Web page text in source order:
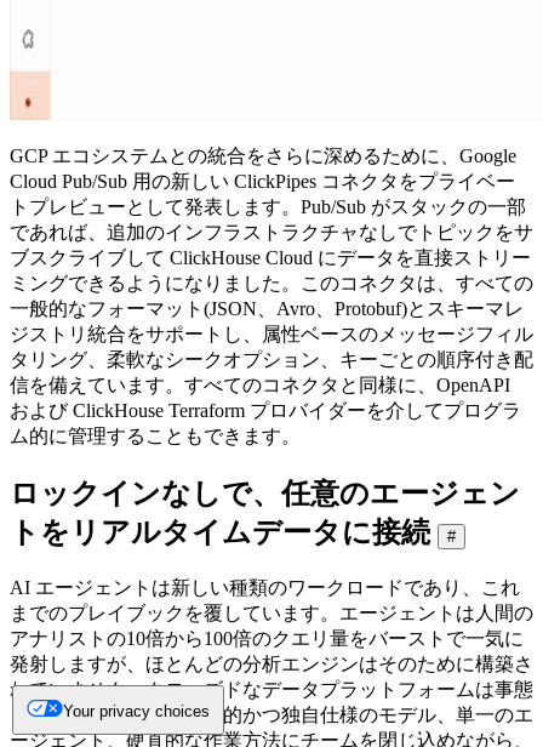
GCP エコシステムとの統合をさらに深めるために、Google
Cloud Pub/Sub 用の新しい ClickPipes コネクタをプライベー
トプレビューとして発表します。Pub/Sub がスタックの一部
であれば、追加のインフラストラクチャなしでトピックをサ
ブスクライブして ClickHouse Cloud にデータを直接ストリー
ミングできるようになりました。このコネクタは、すべての
一般的なフォーマット(JSON、Avro、Protobuf)とスキーマレ
ジストリ統合をサポートし、属性ベースのメッセージフィル
タリング、柔軟なシークオプション、キーごとの順序付き配
信を備えています。すべてのコネクタと同様に、OpenAPI
および ClickHouse Terraform プロバイダーを介してプログラ
ム的に管理することもできます。
ロックインなしで、任意のエージェン
トをリアルタイムデータに接続
#
AI エージェントは新しい種類のワークロードであり、これ
までのプレイブックを覆しています。エージェントは人間の
アナリストの10倍から100倍のクエリ量をバーストで一気に
発射しますが、ほとんどの分析エンジンはそのために構築さ
れていません。クローズドなデータプラットフォームは事態
をさらに悪化させ、限定的かつ独自仕様のモデル、単一のエ
ージェント、硬直的な作業方法にチームを閉じ込めながら、
Your privacy choices